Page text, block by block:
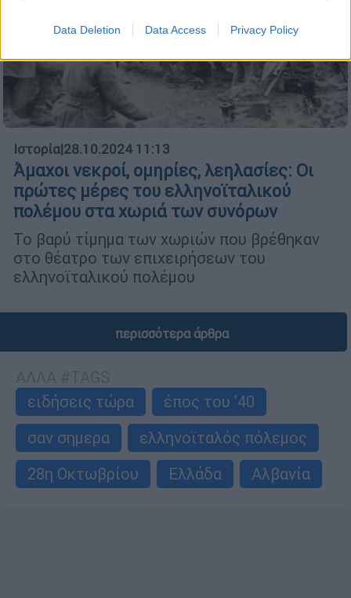
Data Deletion Data Access Privacy Policy
Ιστορία|28.10.2024 11:13
Άμαχοι νεκροί, ομηρίες, λεηλασίες: Οι
πρώτες μέρες του ελληνοϊταλικού
πολέμου στα χωριά των συνόρων
Το βαρύ τίμημα των χωριών που βρέθηκαν
στο θέατρο των επιχειρήσεων του
ελληνοϊταλικού πολέμου
περισσότερα άρθρα
ειδήσεις τώρα
έπος του '40
σαν σημερα
ελληνοϊταλός πόλεμος
28η Οκτωβρίου
Ελλάδα Αλβανία